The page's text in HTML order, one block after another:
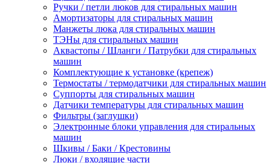
Ручки / петли люков для стиральных машин
Амортизаторы для стиральных машин
Манжеты люка для стиральных машин
ТЭНы для стиральных машин
Аквастопы / Шланги / Патрубки для стиральных
машин
Комплектующие к установке (крепеж)
Термостаты / термодатчики для стиральных машин
Суппорты для стиральных машин
Датчики температуры для стиральных машин
Фильтры (заглушки)
Электронные блоки управления для стиральных
машин
Шкивы / Баки / Крестовины
Люки / входящие части